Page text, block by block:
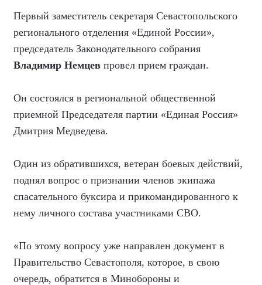
Первый заместитель секретаря Севастопольского
регионального отделения «Единой России»,
председатель Законодательного собрания
Владимир Немцев провел прием граждан.
Он состоялся в региональной общественной
приемной Председателя партии «Единая Россия»
Дмитрия Медведева.
Один из обратившихся, ветеран боевых действий,
поднял вопрос о признании членов экипажа
спасательного буксира и прикомандированного к
нему личного состава участниками СВО.
«По этому вопросу уже направлен документ в
Правительство Севастополя, которое, в свою
очередь, обратится в Минобороны и